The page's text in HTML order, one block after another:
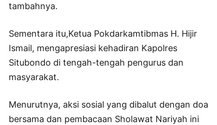
tambahnya.
Sementara itu,Ketua Pokdarkamtibmas H. Hijir
Ismail, mengapresiasi kehadiran Kapolres
Situbondo di tengah-tengah pengurus dan
masyarakat.
Menurutnya, aksi sosial yang dibalut dengan doa
bersama dan pembacaan Sholawat Nariyah ini